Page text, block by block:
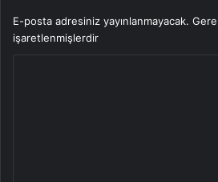
E-posta adresiniz yayınlanmayacak.
işaretlenmişlerdir